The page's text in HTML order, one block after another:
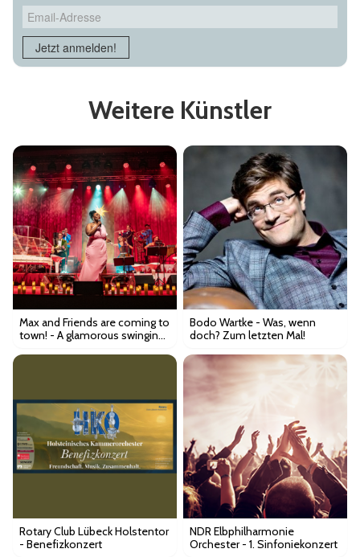
Email-Adresse
Jetzt anmelden!
Weitere Künstler
Max and Friends are coming to
town! - A glamorous swinging
Bodo Wartke - Was, wenn
doch? Zum letzten Mal!
Rotary Club Lübeck Holstentor
- Benefizkonzert
NDR Elbphilharmonie
Orchester - 1. Sinfoniekonzert